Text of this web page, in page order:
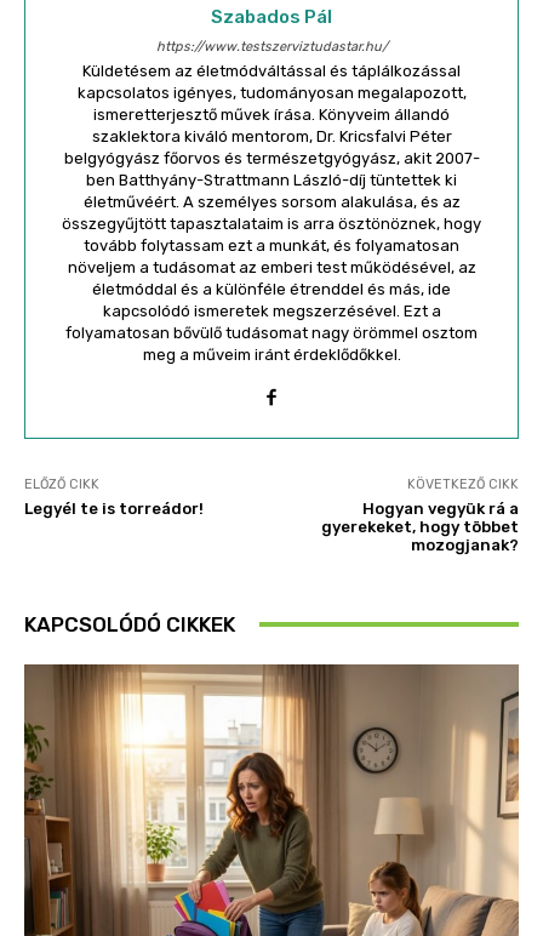
Szabados Pál
https://www.testszerviztudastar.hu/
Küldetésem az életmódváltással és táplálkozással
kapcsolatos igényes, tudományosan megalapozott,
ismeretterjesztő művek írása. Könyveim állandó
szaklektora kiváló mentorom, Dr. Kricsfalvi Péter
belgyógyász főorvos és természetgyógyász, akit 2007-
ben Batthyány-Strattmann László-díj tüntettek ki
életművéért. A személyes sorsom alakulása, és az
összegyűjtött tapasztalataim is arra ösztönöznek, hogy
tovább folytassam ezt a munkát, és folyamatosan
növeljem a tudásomat az emberi test működésével, az
életmóddal és a különféle étrenddel és más, ide
kapcsolódó ismeretek megszerzésével. Ezt a
folyamatosan bővülő tudásomat nagy örömmel osztom
meg a műveim iránt érdeklődőkkel.
ELŐZŐ CIKK
Legyél te is torreádor!
KÖVETKEZŐ CIKK
Hogyan vegyük rá a
gyerekeket, hogy többet
mozogjanak?
KAPCSOLÓDÓ CIKKEK